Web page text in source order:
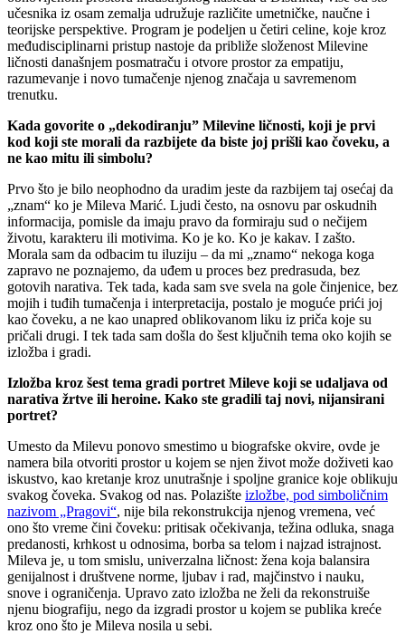
učesnika iz osam zemalja udružuje različite umetničke, naučne i
teorijske perspektive. Program je podeljen u četiri celine, koje kroz
međudisciplinarni pristup nastoje da približe složenost Milevine
ličnosti današnjem posmatraču i otvore prostor za empatiju,
razumevanje i novo tumačenje njenog značaja u savremenom
trenutku.
Kada govorite o „dekodiranju” Milevine ličnosti, koji je prvi
kod koji ste morali da razbijete da biste joj prišli kao čoveku, a
ne kao mitu ili simbolu?
Prvo što je bilo neophodno da uradim jeste da razbijem taj osećaj da
„znam“ ko je Mileva Marić. Ljudi često, na osnovu par oskudnih
informacija, pomisle da imaju pravo da formiraju sud o nečijem
životu, karakteru ili motivima. Ko je ko. Ko je kakav. I zašto.
Morala sam da odbacim tu iluziju – da mi „znamo“ nekoga koga
zapravo ne poznajemo, da uđem u proces bez predrasuda, bez
gotovih narativa. Tek tada, kada sam sve svela na gole činjenice, bez
mojih i tuđih tumačenja i interpretacija, postalo je moguće prići joj
kao čoveku, a ne kao unapred oblikovanom liku iz priča koje su
pričali drugi. I tek tada sam došla do šest ključnih tema oko kojih se
izložba i gradi.
Izložba kroz šest tema gradi portret Mileve koji se udaljava od
narativa žrtve ili heroine. Kako ste gradili taj novi, nijansirani
portret?
Umesto da Milevu ponovo smestimo u biografske okvire, ovde je
namera bila otvoriti prostor u kojem se njen život može doživeti kao
iskustvo, kao kretanje kroz unutrašnje i spoljne granice koje oblikuju
svakog čoveka. Svakog od nas. Polazište izložbe, pod simboličnim
nazivom „Pragovi“, nije bila rekonstrukcija njenog vremena, već
ono što vreme čini čoveku: pritisak očekivanja, težina odluka, snaga
predanosti, krhkost u odnosima, borba sa telom i najzad istrajnost.
Mileva je, u tom smislu, univerzalna ličnost: žena koja balansira
genijalnost i društvene norme, ljubav i rad, majčinstvo i nauku,
snove i ograničenja. Upravo zato izložba ne želi da rekonstruiše
njenu biografiju, nego da izgradi prostor u kojem se publika kreće
kroz ono što je Mileva nosila u sebi.